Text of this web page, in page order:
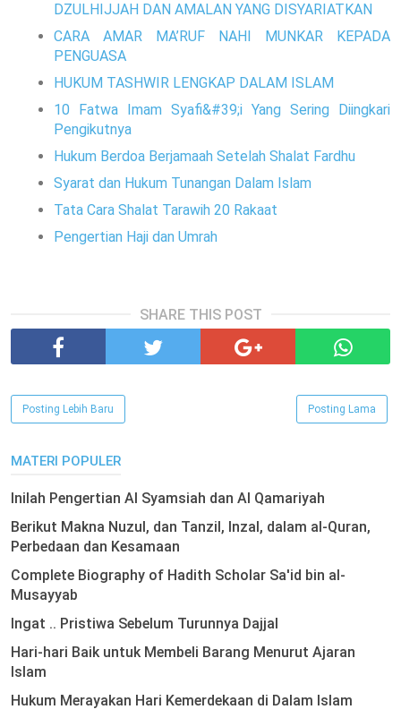
DZULHIJJAH DAN AMALAN YANG DISYARIATKAN
CARA AMAR MA’RUF NAHI MUNKAR KEPADA
PENGUASA
HUKUM TASHWIR LENGKAP DALAM ISLAM
10 Fatwa Imam Syafi&#39;i Yang Sering Diingkari
Pengikutnya
Hukum Berdoa Berjamaah Setelah Shalat Fardhu
Syarat dan Hukum Tunangan Dalam Islam
Tata Cara Shalat Tarawih 20 Rakaat
Pengertian Haji dan Umrah
SHARE THIS POST
Posting Lebih Baru Posting Lama
MATERI POPULER
Inilah Pengertian Al Syamsiah dan Al Qamariyah
Berikut Makna Nuzul, dan Tanzil, Inzal, dalam al-Quran,
Perbedaan dan Kesamaan
Complete Biography of Hadith Scholar Sa'id bin al-
Musayyab
Ingat .. Pristiwa Sebelum Turunnya Dajjal
Hari-hari Baik untuk Membeli Barang Menurut Ajaran
Islam
Hukum Merayakan Hari Kemerdekaan di Dalam Islam